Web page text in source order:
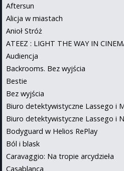
Aftersun
Alicja w miastach
Anioł Stróż
ATEEZ : LIGHT THE WAY IN
Audiencja
Backrooms. Bez wyjścia
Bestie
Bez wyjścia
Biuro detektywistyczne Lassego i
Biuro detektywistyczne Lassego i
Bodyguard w Helios RePlay
Ból i blask
Caravaggio: Na tropie arcydzieła
Casablanca